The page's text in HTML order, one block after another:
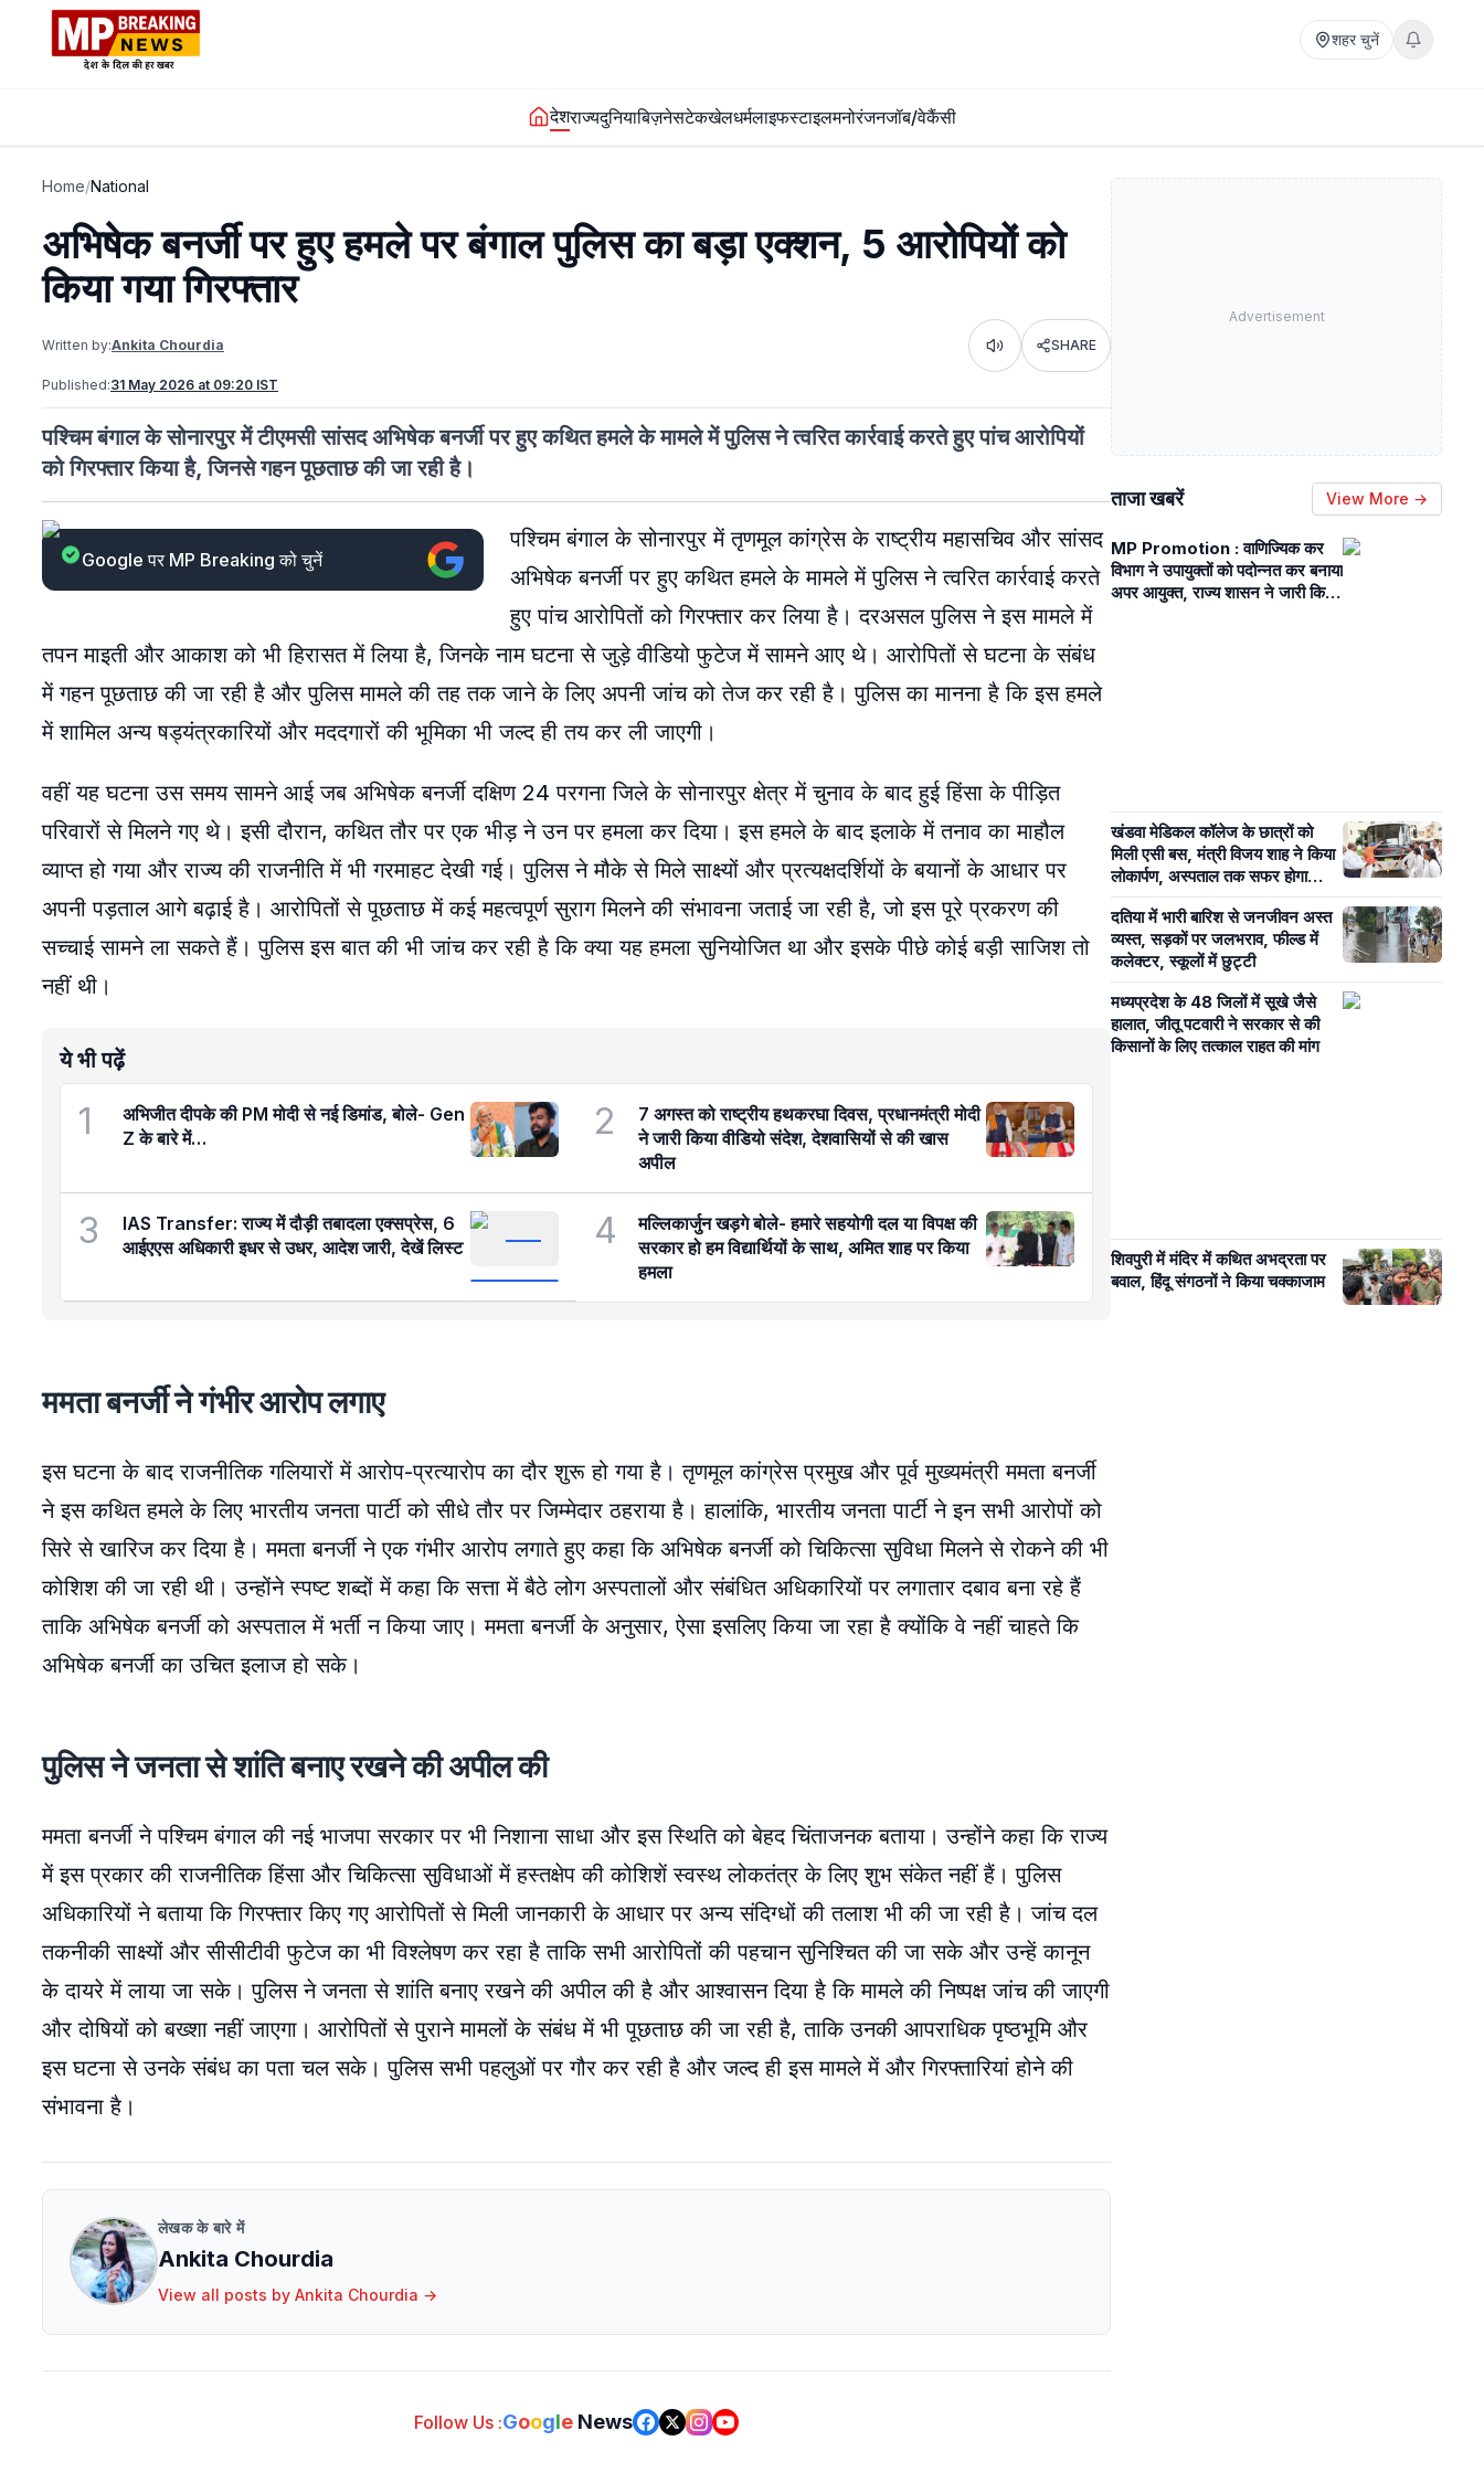
शहर चुनें
देशराज्यदुनियाबिज़नेसटेकखेलधर्मलाइफस्टाइलमनोरंजनजॉब/वेकैंसी
Home/National
अभिषेक बनर्जी पर हुए हमले पर बंगाल पुलिस का बड़ा एक्शन, 5 आरोपियों को
किया गया गिरफ्तार
Written by:Ankita Chourdia Listen SHARE
Published:31 May 2026 at 09:20 IST
पश्चिम बंगाल के सोनारपुर में टीएमसी सांसद अभिषेक बनर्जी पर हुए कथित हमले के मामले में पुलिस ने त्वरित कार्रवाई करते हुए पांच आरोपियों
को गिरफ्तार किया है, जिनसे गहन पूछताछ की जा रही है।
Google पर MP Breaking को चुनें
पश्चिम बंगाल के सोनारपुर में तृणमूल कांग्रेस के राष्ट्रीय महासचिव और सांसद
अभिषेक बनर्जी पर हुए कथित हमले के मामले में पुलिस ने त्वरित कार्रवाई करते
हुए पांच आरोपितों को गिरफ्तार कर लिया है। दरअसल पुलिस ने इस मामले में
तपन माइती और आकाश को भी हिरासत में लिया है, जिनके नाम घटना से जुड़े वीडियो फुटेज में सामने आए थे। आरोपितों से घटना के संबंध
में गहन पूछताछ की जा रही है और पुलिस मामले की तह तक जाने के लिए अपनी जांच को तेज कर रही है। पुलिस का मानना है कि इस हमले
में शामिल अन्य षड्यंत्रकारियों और मददगारों की भूमिका भी जल्द ही तय कर ली जाएगी।
वहीं यह घटना उस समय सामने आई जब अभिषेक बनर्जी दक्षिण 24 परगना जिले के सोनारपुर क्षेत्र में चुनाव के बाद हुई हिंसा के पीड़ित
परिवारों से मिलने गए थे। इसी दौरान, कथित तौर पर एक भीड़ ने उन पर हमला कर दिया। इस हमले के बाद इलाके में तनाव का माहौल
व्याप्त हो गया और राज्य की राजनीति में भी गरमाहट देखी गई। पुलिस ने मौके से मिले साक्ष्यों और प्रत्यक्षदर्शियों के बयानों के आधार पर
अपनी पड़ताल आगे बढ़ाई है। आरोपितों से पूछताछ में कई महत्वपूर्ण सुराग मिलने की संभावना जताई जा रही है, जो इस पूरे प्रकरण की
सच्चाई सामने ला सकते हैं। पुलिस इस बात की भी जांच कर रही है कि क्या यह हमला सुनियोजित था और इसके पीछे कोई बड़ी साजिश तो
नहीं थी।
ये भी पढ़ें
1
अभिजीत दीपके की PM मोदी से नई डिमांड, बोले- Gen
Z के बारे में…
2
7 अगस्त को राष्ट्रीय हथकरघा दिवस, प्रधानमंत्री मोदी
ने जारी किया वीडियो संदेश, देशवासियों से की खास
अपील
3
IAS Transfer: राज्य में दौड़ी तबादला एक्सप्रेस, 6
आईएएस अधिकारी इधर से उधर, आदेश जारी, देखें लिस्ट
4
मल्लिकार्जुन खड़गे बोले- हमारे सहयोगी दल या विपक्ष की
सरकार हो हम विद्यार्थियों के साथ, अमित शाह पर किया
हमला
ममता बनर्जी ने गंभीर आरोप लगाए
इस घटना के बाद राजनीतिक गलियारों में आरोप-प्रत्यारोप का दौर शुरू हो गया है। तृणमूल कांग्रेस प्रमुख और पूर्व मुख्यमंत्री ममता बनर्जी
ने इस कथित हमले के लिए भारतीय जनता पार्टी को सीधे तौर पर जिम्मेदार ठहराया है। हालांकि, भारतीय जनता पार्टी ने इन सभी आरोपों को
सिरे से खारिज कर दिया है। ममता बनर्जी ने एक गंभीर आरोप लगाते हुए कहा कि अभिषेक बनर्जी को चिकित्सा सुविधा मिलने से रोकने की भी
कोशिश की जा रही थी। उन्होंने स्पष्ट शब्दों में कहा कि सत्ता में बैठे लोग अस्पतालों और संबंधित अधिकारियों पर लगातार दबाव बना रहे हैं
ताकि अभिषेक बनर्जी को अस्पताल में भर्ती न किया जाए। ममता बनर्जी के अनुसार, ऐसा इसलिए किया जा रहा है क्योंकि वे नहीं चाहते कि
अभिषेक बनर्जी का उचित इलाज हो सके।
पुलिस ने जनता से शांति बनाए रखने की अपील की
ममता बनर्जी ने पश्चिम बंगाल की नई भाजपा सरकार पर भी निशाना साधा और इस स्थिति को बेहद चिंताजनक बताया। उन्होंने कहा कि राज्य
में इस प्रकार की राजनीतिक हिंसा और चिकित्सा सुविधाओं में हस्तक्षेप की कोशिशें स्वस्थ लोकतंत्र के लिए शुभ संकेत नहीं हैं। पुलिस
अधिकारियों ने बताया कि गिरफ्तार किए गए आरोपितों से मिली जानकारी के आधार पर अन्य संदिग्धों की तलाश भी की जा रही है। जांच दल
तकनीकी साक्ष्यों और सीसीटीवी फुटेज का भी विश्लेषण कर रहा है ताकि सभी आरोपितों की पहचान सुनिश्चित की जा सके और उन्हें कानून
के दायरे में लाया जा सके। पुलिस ने जनता से शांति बनाए रखने की अपील की है और आश्वासन दिया है कि मामले की निष्पक्ष जांच की जाएगी
और दोषियों को बख्शा नहीं जाएगा। आरोपितों से पुराने मामलों के संबंध में भी पूछताछ की जा रही है, ताकि उनकी आपराधिक पृष्ठभूमि और
इस घटना से उनके संबंध का पता चल सके। पुलिस सभी पहलुओं पर गौर कर रही है और जल्द ही इस मामले में और गिरफ्तारियां होने की
संभावना है।
लेखक के बारे में
Ankita Chourdia
View all posts by Ankita Chourdia →
Follow Us :Google News
Advertisement
ताजा खबरें View More →
MP Promotion : वाणिज्यिक कर
विभाग ने उपायुक्तों को पदोन्नत कर बनाया
अपर आयुक्त, राज्य शासन ने जारी किये
खंडवा मेडिकल कॉलेज के छात्रों को
मिली एसी बस, मंत्री विजय शाह ने किया
लोकार्पण, अस्पताल तक सफर होगा
आसान
दतिया में भारी बारिश से जनजीवन अस्त
व्यस्त, सड़कों पर जलभराव, फील्ड में
कलेक्टर, स्कूलों में छुट्टी
मध्यप्रदेश के 48 जिलों में सूखे जैसे
हालात, जीतू पटवारी ने सरकार से की
किसानों के लिए तत्काल राहत की मांग
शिवपुरी में मंदिर में कथित अभद्रता पर
बवाल, हिंदू संगठनों ने किया चक्काजाम